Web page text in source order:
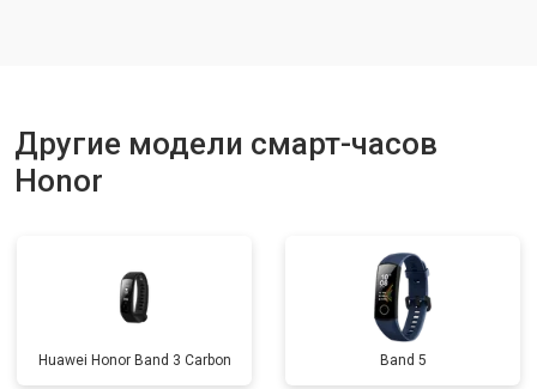
Другие модели смарт-часов
Honor
Huawei Honor Band 3 Carbon Band 5